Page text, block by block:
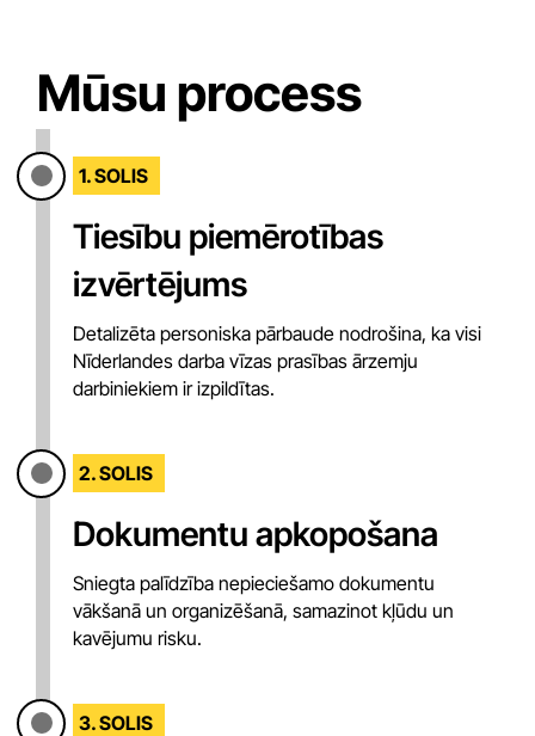
Mūsu process
1. SOLIS
Tiesību piemērotības
izvērtējums
Detalizēta personiska pārbaude nodrošina, ka visi
Nīderlandes darba vīzas prasības ārzemju
darbiniekiem ir izpildītas.
2. SOLIS
Dokumentu apkopošana
Sniegta palīdzība nepieciešamo dokumentu
vākšanā un organizēšanā, samazinot kļūdu un
kavējumu risku.
3. SOLIS